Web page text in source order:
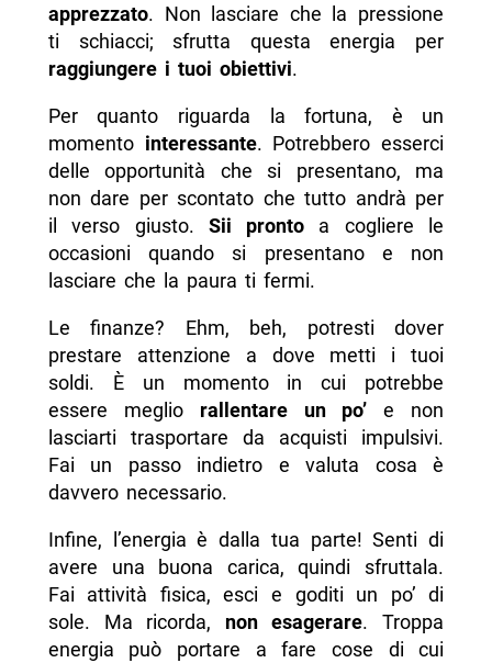
apprezzato. Non lasciare che la pressione
ti schiacci; sfrutta questa energia per
raggiungere i tuoi obiettivi.
Per quanto riguarda la fortuna, è un
momento interessante. Potrebbero esserci
delle opportunità che si presentano, ma
non dare per scontato che tutto andrà per
il verso giusto. Sii pronto a cogliere le
occasioni quando si presentano e non
lasciare che la paura ti fermi.
Le finanze? Ehm, beh, potresti dover
prestare attenzione a dove metti i tuoi
soldi. È un momento in cui potrebbe
essere meglio rallentare un po’ e non
lasciarti trasportare da acquisti impulsivi.
Fai un passo indietro e valuta cosa è
davvero necessario.
Infine, l’energia è dalla tua parte! Senti di
avere una buona carica, quindi sfruttala.
Fai attività fisica, esci e goditi un po’ di
sole. Ma ricorda, non esagerare. Troppa
energia può portare a fare cose di cui